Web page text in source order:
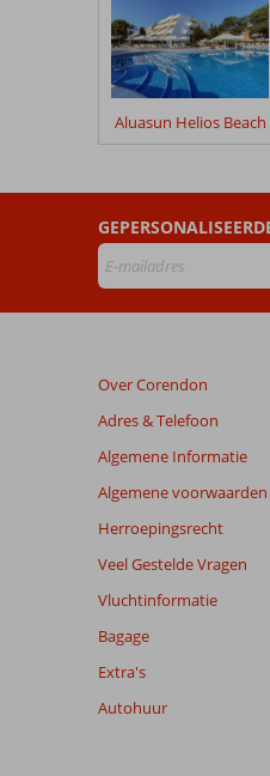
geschreven
na
hun
verblijf
Sunrise
die
ouder
zijn
maanden
worden
niet
meer
weergegeven
om
de
relevantie
van
de
Aluasun Helios Beach
Over Corendon
Adres & Telefoon
Algemene Informatie
Algemene
Herroepingsrecht
Veel Gestelde Vragen
Vluchtinformatie
Bagage
Extra's
Autohuur